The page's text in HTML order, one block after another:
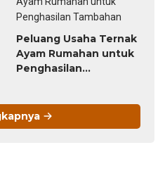
Peluang Usaha Ternak
Ayam Rumahan untuk
Penghasilan